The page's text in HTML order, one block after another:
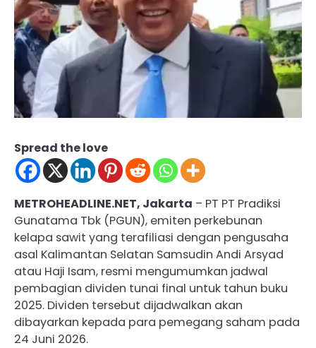
Spread the love
METROHEADLINE.NET, Jakarta – PT PT Pradiksi
Gunatama Tbk (PGUN), emiten perkebunan
kelapa sawit yang terafiliasi dengan pengusaha
asal Kalimantan Selatan Samsudin Andi Arsyad
atau Haji Isam, resmi mengumumkan jadwal
pembagian dividen tunai final untuk tahun buku
2025. Dividen tersebut dijadwalkan akan
dibayarkan kepada para pemegang saham pada
24 Juni 2026.